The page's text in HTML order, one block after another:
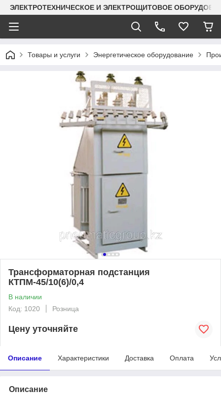
ЭЛЕКТРОТЕХНИЧЕСКОЕ И ЭЛЕКТРОЩИТОВОЕ
Товары и услуги Энергетическое оборудование
Трансформаторная подстанция
КТПМ-45/10(6)/0,4
В наличии
Код: 1020
Розница
Цену уточняйте
Описание Характеристики Доставка Оплата
Описание